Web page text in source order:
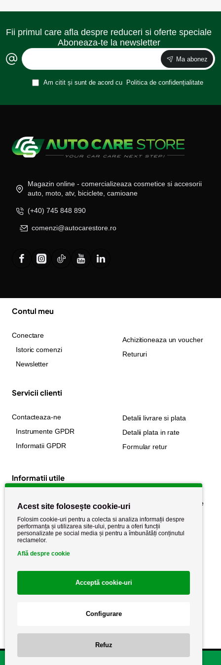
Fii primul care afla despre reduceri si oferte speciale
Aboneaza-te la newsletter
Ma abonez
Am citit și sunt de acord cu Politica de confidențialitate
Magazin online - comercializeaza cosmetice si accesorii
auto, moto, atv, biciclete, camioane
(+40) 745 848 890
comenzi@autocarestore.ro
Contul meu
Conectare
Istoric comenzi
Newsletter
Achizitioneaza un voucher
Retururi
Servicii clienti
Contacteaza-ne
Instrumente GPDR
Informatii GPDR
Detalii livrare si plata
Detalii plata in rate
Formular retur
Informatii utile
Despre noi
Stiri si noutati
Politica de cookie
Politica de confidențialitate
Politica de retur
Termeni si conditii
Acest site folosește cookie-uri
Folosim cookie-uri pentru a colecta si analiza informații despre
performanța și utilizarea site-ului, pentru a oferi funcții
personalizate pe social media și pentru a îmbunătăți conținutul
reclamelor.
Află despre cookie
Acceptă cookie-uri
Configurare
Refuz